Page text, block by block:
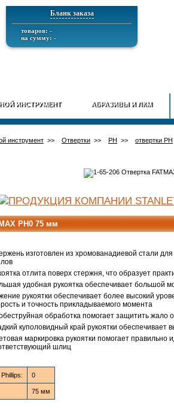
Бланк заказа
товаров: -
на сумму: -
ИНСТРУМЕНТ АБРАЗИВЫ И ЛКМ
инструмент >> Отвертки >> PH >> отвертки PH
PH0 75 мм
изготовлен из хромованадиевой стали
отлита поверх стержня, что образует
удобная рукоятка обеспечивает большой
рукоятки обеспечивает более высокий
и точность прикладываемого момента
обработка помогает защитить жало
куполовидный край рукоятки обеспечивает
маркировка рукоятки помогает правильно
шлиц
0
75 мм